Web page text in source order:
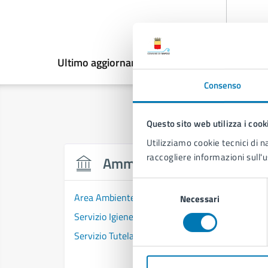
Consenso
Questo sito web utilizza i
Utilizziamo cookie tecnici di
raccogliere informazioni
del
consenso
Necessari
Ultimo aggiornamento:
Amministrazione
Area Ambiente
Servizio Igiene della Città
Servizio Tutela dell'Ambiente, della Salute e del